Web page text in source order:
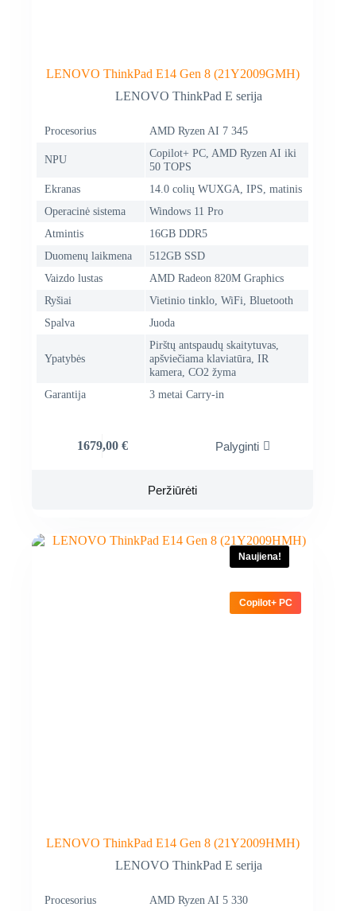
LENOVO ThinkPad E14 Gen 8 (21Y2009GMH)
LENOVO ThinkPad E serija
Procesorius AMD Ryzen AI 7 345
NPU
Copilot+ PC, AMD Ryzen AI iki
50 TOPS
Ekranas
14.0 colių WUXGA, IPS, matinis
Operacinė sistema
Windows 11 Pro
Atmintis
16GB DDR5
Duomenų laikmena
512GB SSD
Vaizdo lustas
AMD Radeon 820M Graphics
Ryšiai
Vietinio tinklo, WiFi, Bluetooth
Spalva
Juoda
Ypatybės
Pirštų antspaudų skaitytuvas,
apšviečiama klaviatūra, IR
kamera, CO2 žyma
Garantija
3 metai Carry-in
1679,00 € Palyginti
Peržiūrėti
Naujiena!
Copilot+ PC
LENOVO ThinkPad E14 Gen 8 (21Y2009HMH)
LENOVO ThinkPad E serija
Procesorius AMD Ryzen AI 5 330